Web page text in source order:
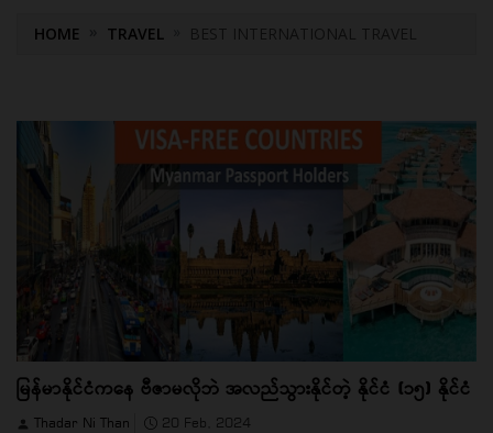
HOME TRAVEL BEST INTERNATIONAL TRAVEL
မြန်မာနိုင်ငံကနေ ဗီဇာမလိုဘဲ အလည်သွားနိုင်တဲ့ နိုင်ငံ (၁၅) နိုင်ငံ
Thadar Ni Than 20 Feb, 2024